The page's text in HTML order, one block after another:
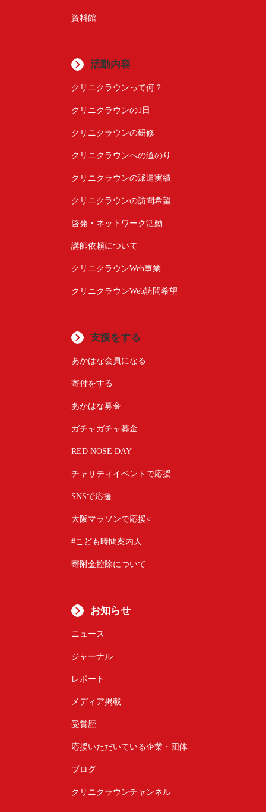
資料館
活動内容
クリニクラウンって何？
クリニクラウンの1日
クリニクラウンの研修
クリニクラウンへの道のり
クリニクラウンの派遣実績
クリニクラウンの訪問希望
啓発・ネットワーク活動
講師依頼について
クリニクラウンWeb事業
クリニクラウンWeb訪問希望
支援をする
あかはな会員になる
寄付をする
あかはな募金
ガチャガチャ募金
RED NOSE DAY
チャリティイベントで応援
SNSで応援
大阪マラソンで応援<
#こども時間案内人
寄附金控除について
お知らせ
ニュース
ジャーナル
レポート
メディア掲載
受賞歴
応援いただいている企業・団体
ブログ
クリニクラウンチャンネル